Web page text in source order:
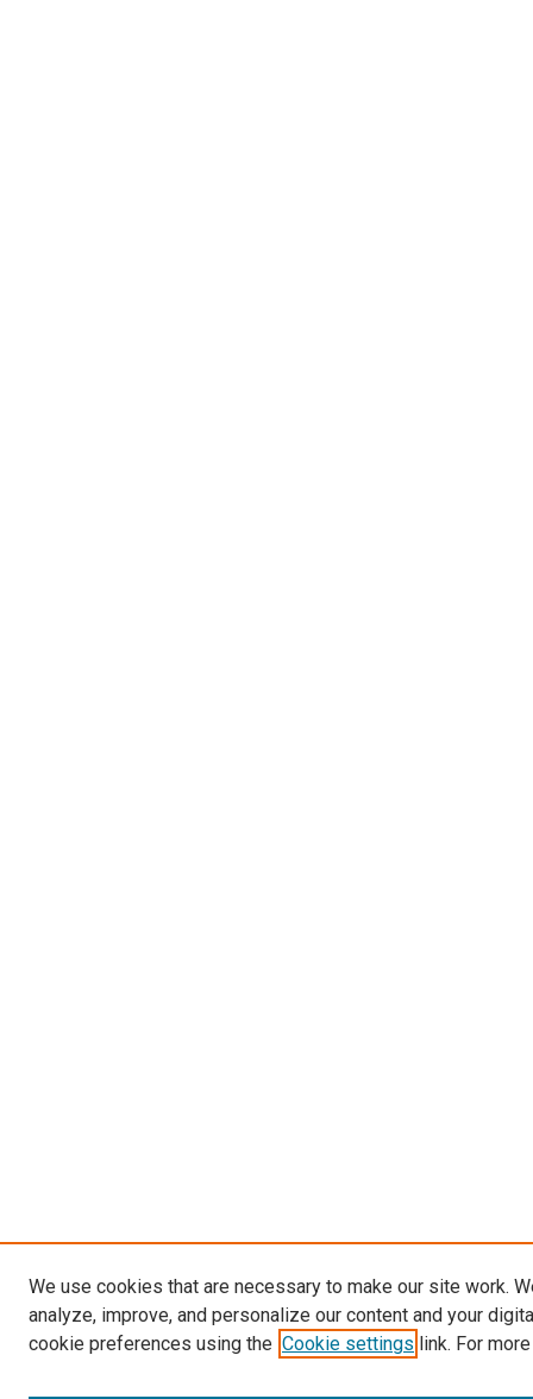
We use cookies that are necessary to make our site work.
analyze, improve, and personalize our content and your
cookie preferences using the Cookie settings link. For